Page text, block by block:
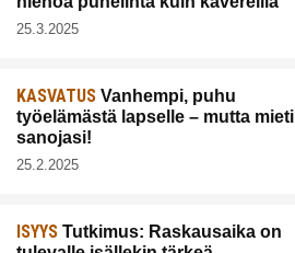
25.3.2025
KASVATUS Vanhempi, puhu
työelämästä lapselle – mutta mieti
sanojasi!
25.2.2025
ISYYS Tutkimus: Raskausaika on